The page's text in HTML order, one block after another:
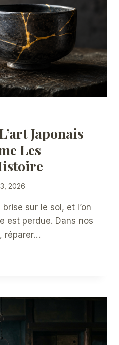
Japonais
Les
2026
sur le sol, et l’on
est perdue. Dans nos
réparer…